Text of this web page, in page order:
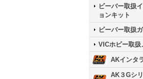
ビーバー取扱
ョンキット
ビーバー取扱
VICホビー取扱
AKインタ
AK３Gシ